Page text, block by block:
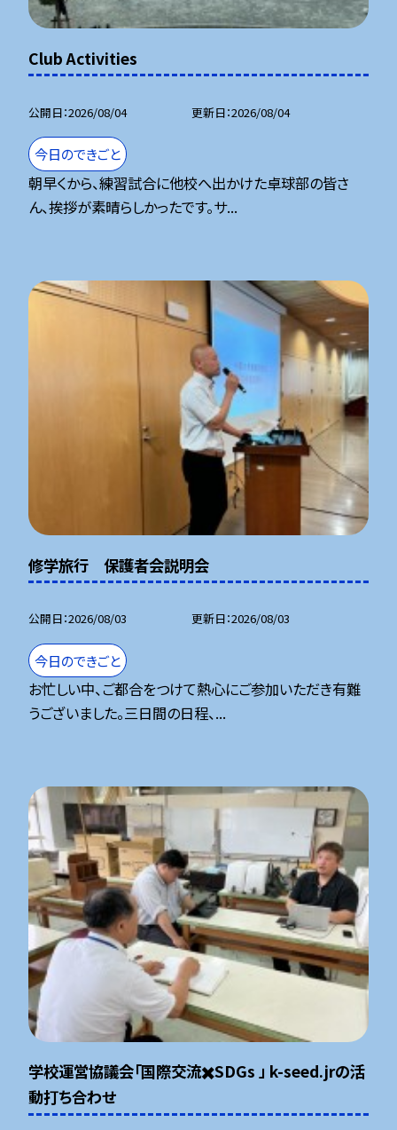
Club Activities
公開日 2026/08/04 更新日 2026/08/04
今日のできごと
朝早くから、練習試合に他校へ出かけた卓球部の皆さ
ん、挨拶が素晴らしかったです。サ...
修学旅行 保護者会説明会
公開日 2026/08/03 更新日 2026/08/03
今日のできごと
お忙しい中、ご都合をつけて熱心にご参加いただき有難
うございました。三日間の日程、...
学校運営協議会「国際交流✖️SDGs 」 k-seed.jrの活
動打ち合わせ